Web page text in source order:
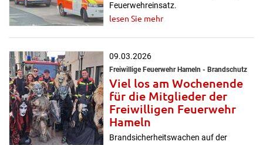
Feuerwehreinsatz.
lesen Sie mehr
09.03.2026
Freiwillige Feuerwehr Hameln - Brandschutz
Viel los am Wochenende
für die Mitglieder der
Freiwilligen Feuerwehr
Hameln
Brandsicherheitswachen auf der